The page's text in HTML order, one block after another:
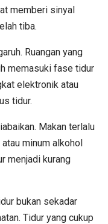
memberi sinyal
tiba.
Ruangan yang
memasuki fase tidur
elektronik atau
tidur.
Makan terlalu
minum alkohol
menjadi kurang
bukan sekadar
Tidur yang cukup